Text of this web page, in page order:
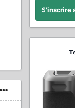
S'inscrire